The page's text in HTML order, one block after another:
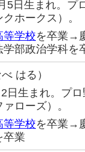
5日生まれ。プ
ホークス）。
等学校を卒業→
学部政治学科を
はる）
日生まれ。プ
ローズ）。
等学校を卒業→
卒業